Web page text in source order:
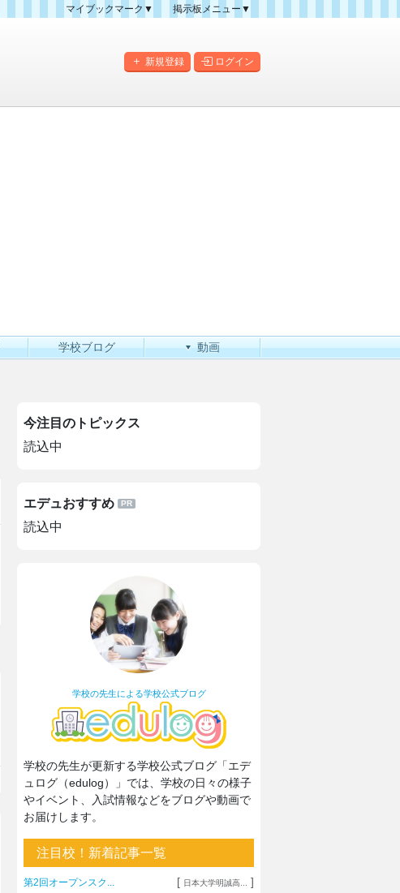
マイブックマーク▼
掲示板メニュー▼
掲示板マップ
新規登録 ログイン
学校ブログ 動画
今注目のトピックス
読込中
エデュおすすめ
読込中
学校の先生による学校公式ブログ
学校の先生が更新する学校公式ブログ「エデ
ュログ（edulog）」では、学校の日々の様子
やイベント、入試情報などをブログや動画で
お届けします。
注目校！新着記事一覧
第2回オープンスク... [ 日本大学明誠高... ]